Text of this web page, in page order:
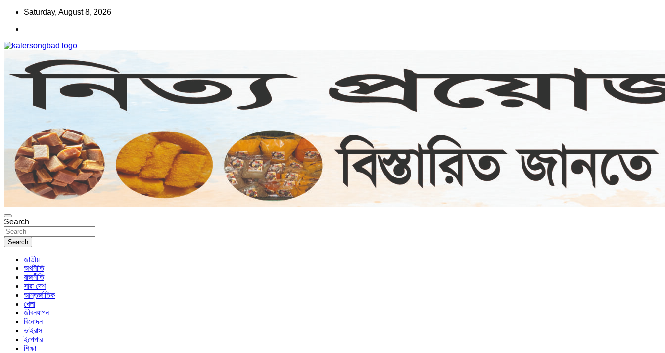
Skip
content
Saturday, August 8, 2026
কালের সংবাদ
www.kalersongbad.com
Search
Search
জাতীয়
অর্থনীতি
রাজনীতি
সারা দেশ
আন্তর্জাতিক
খেলা
জীবনযাপন
বিনোদন
ভাইরাস
ইপেপার
শিক্ষা